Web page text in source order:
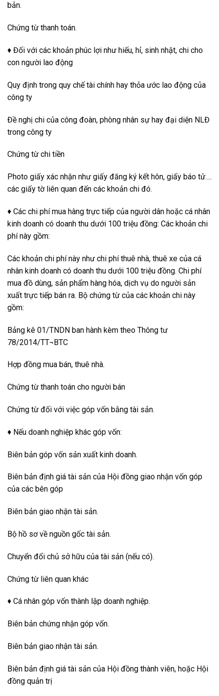
bản.
Chứng từ thanh toán.
♦ Đối với các khoản phúc lợi như hiếu, hỉ, sinh nhật, chi cho
con người lao động
Quy định trong quy chế tài chính hay thỏa ước lao động của
công ty
Đề nghị chi của công đoàn, phòng nhân sự hay đại diện NLĐ
trong công ty
Chứng từ chi tiền
Photo giấy xác nhận như giấy đăng ký kết hôn, giấy báo tử….
các giấy tờ liên quan đến các khoản chi đó.
♦ Các chi phí mua hàng trực tiếp của người dân hoặc cá nhân
kinh doanh có doanh thu dưới 100 triệu đồng: Các khoản chi
phí này gồm:
Các khoản chi phí này như chi phí thuê nhà, thuê xe của cá
nhân kinh doanh có doanh thu dưới 100 triệu đồng. Chi phí
mua đồ dùng, sản phẩm hàng hóa, dịch vụ do người sản
xuất trực tiếp bán ra. Bộ chứng từ của các khoản chi này
gồm:
Bảng kê 01/TNDN ban hành kèm theo Thông tư
78/2014/TT¬BTC
Hợp đồng mua bán, thuê nhà.
Chứng từ thanh toán cho người bán
Chứng từ đối với việc góp vốn bằng tài sản.
♦ Nếu doanh nghiệp khác góp vốn:
Biên bản góp vốn sản xuất kinh doanh.
Biên bản định giá tài sản của Hội đồng giao nhận vốn góp
của các bên góp
Biên bản giao nhận tài sản.
Bộ hồ sơ về nguồn gốc tài sản.
Chuyển đổi chủ sở hữu của tài sản (nếu có).
Chứng từ liên quan khác
♦ Cá nhân góp vốn thành lập doanh nghiệp.
Biên bản chứng nhận góp vốn.
Biên bản giao nhận tài sản.
Biên bản định giá tài sản của Hội đồng thành viên, hoặc Hội
đồng quản trị